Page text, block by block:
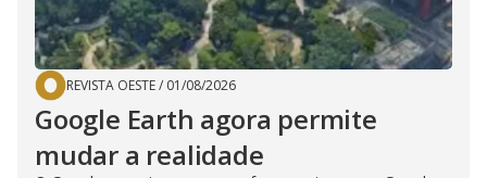
REVISTA OESTE/ 01/08/2026
Google Earth agora permite
mudar a realidade